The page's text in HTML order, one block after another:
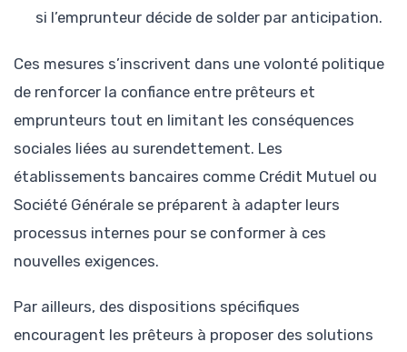
si l’emprunteur décide de solder par anticipation.
Ces mesures s’inscrivent dans une volonté politique
de renforcer la confiance entre prêteurs et
emprunteurs tout en limitant les conséquences
sociales liées au surendettement. Les
établissements bancaires comme Crédit Mutuel ou
Société Générale se préparent à adapter leurs
processus internes pour se conformer à ces
nouvelles exigences.
Par ailleurs, des dispositions spécifiques
encouragent les prêteurs à proposer des solutions